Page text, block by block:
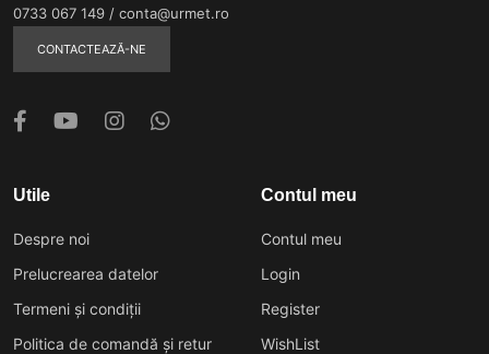
0733 067 149 / conta@urmet.ro
CONTACTEAZĂ-NE
Utile
Despre noi
Prelucrearea datelor
Termeni și condiții
Politica de comandă și retur
Contul meu
Contul meu
Login
Register
WishList